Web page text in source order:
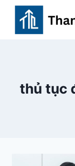
Skip
content
thủ tục